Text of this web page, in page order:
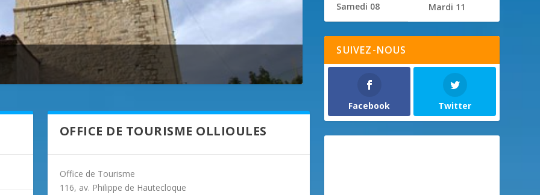
OFFICE DE TOURISME OLLIOULES
Office de Tourisme
116, av. Philippe de Hautecloque
Samedi 08 Mardi 11
SUIVEZ-NOUS
Facebook Twitter